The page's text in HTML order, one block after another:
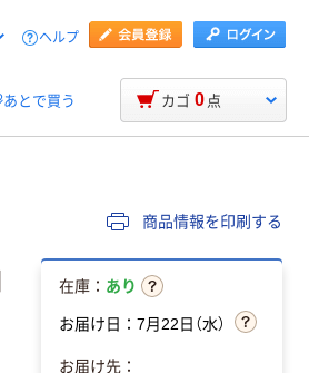
ヘルプ
あとで買う カゴ 0 点
商品情報を印刷する
在庫： あり
お届け日：7月22日（水）
お届け先：